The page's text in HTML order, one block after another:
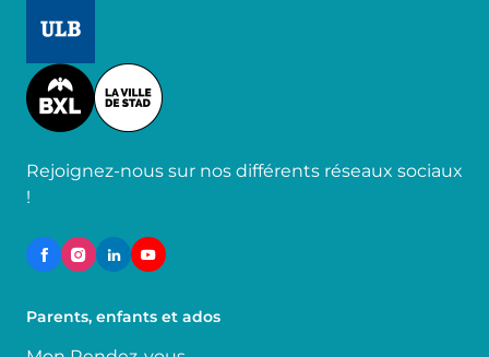
Image
Rejoignez-nous sur nos différents réseaux sociaux
!
Parents, enfants et ados